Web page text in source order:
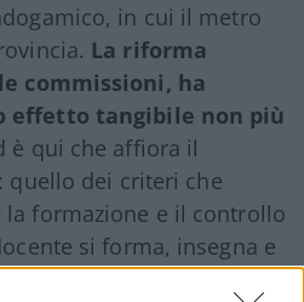
in cui il metro
La riforma
commissioni, ha
effetto tangibile non più
è qui che affiora il
quello dei criteri che
la formazione e il controllo
si forma, insegna e
locali chiusi, senza che